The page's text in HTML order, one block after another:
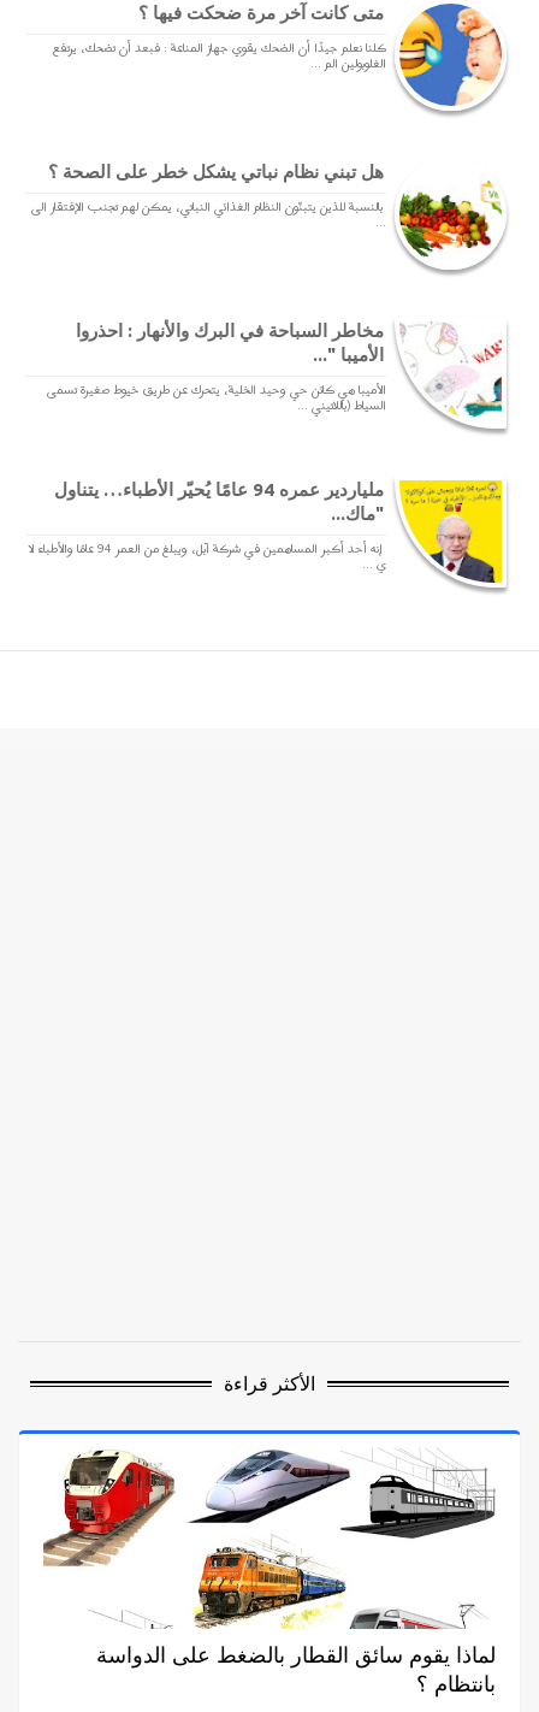
متى كانت آخر مرة ضحكت فيها ؟
كلنا نعلم جيدًا أن الضحك يقوي جهاز المناعة : فبعد أن تضحك، يرتفع
الغلوبولين الم ...
هل تبني نظام نباتي يشكل خطر على الصحة ؟
بالنسبة للذين يتبنّون النظام الغذائي النباتي، يمكن لهم تجنب الإفتقار الى
...
مخاطر السباحة في البرك والأنهار : احذروا
الأميبا "...
الأميبا هي كائن حي وحيد الخلية، يتحرك عن طريق خيوط صغيرة تسمى
السياط (باللاتيني ...
ملياردير عمره 94 عامًا يُحيّر الأطباء… يتناول
"ماك...
إنه أحد أكبر المساهمين في شركة آبل، ويبلغ من العمر 94 عامًا والأطباء لا
ي ...
الأكثر قراءة
لماذا يقوم سائق القطار بالضغط على الدواسة
بانتظام ؟